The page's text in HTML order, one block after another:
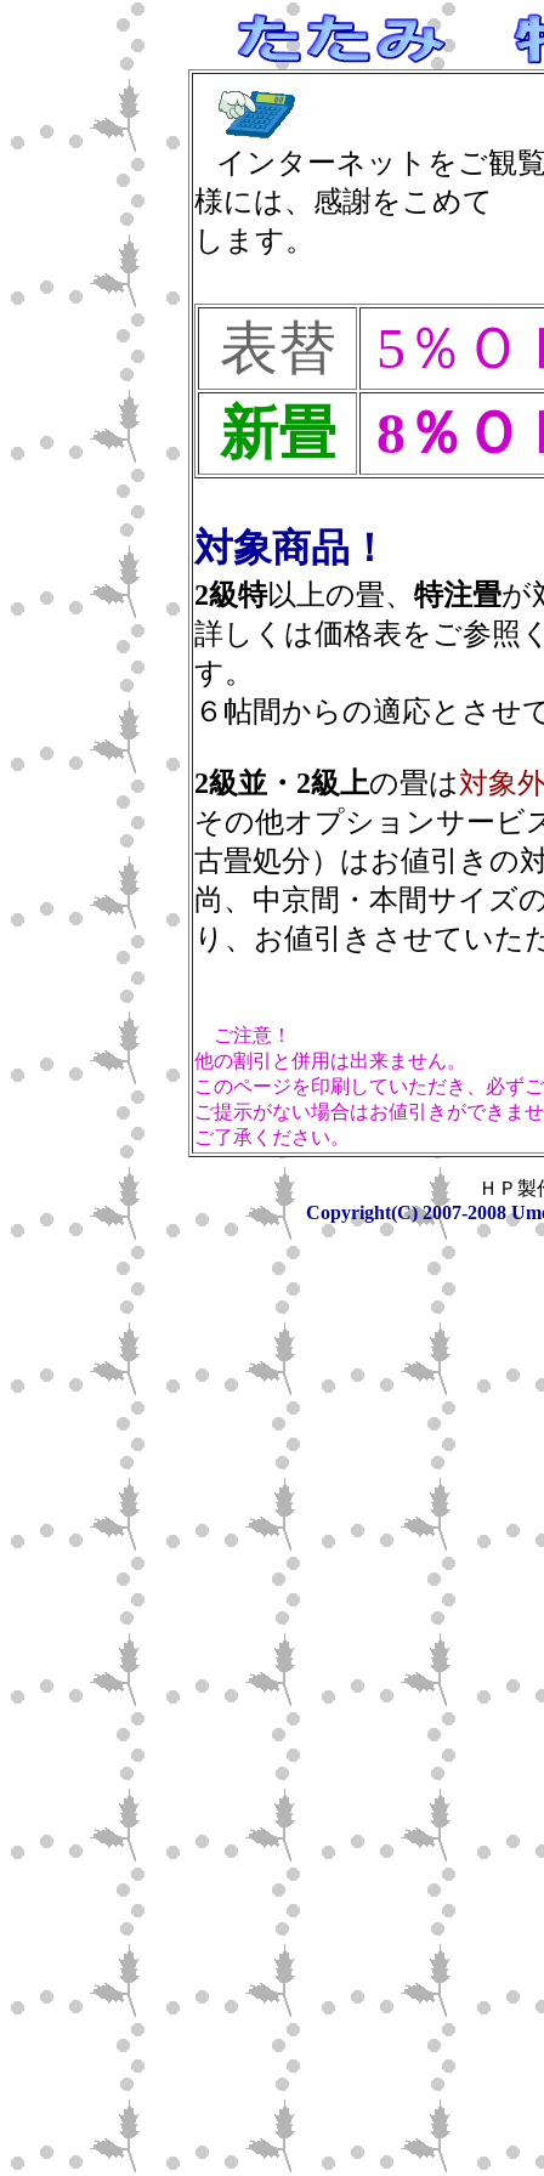
インターネットをご観
様には、感謝をこめて
します。
表替
5％Ｏ
新畳
8％Ｏ
対象商品 ！
2級特以上の畳、 特注畳が
詳しくは価格表をご参照
す。
６帖間からの適応とさせ
2級並・2級上の畳は対象
その他オプションサービ
古畳処分）はお値引きの
尚、中京間・本間サイズ
り、お値引きさせていた
ご注意！
他の割引と併用は出来ません。
このページを印刷していただき、必ず
ご提示がない場合はお値引きができま
ご了承ください。
ＨＰ
Copyright(C) 2007-2008